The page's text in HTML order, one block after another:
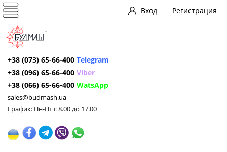
Вход Регистрация
+38 (073) 65-66-400 Telegram
+38 (096) 65-66-400 Viber
+38 (066) 65-66-400 WatsApp
sales@budmash.ua
График: Пн-Пт с 8.00 до 17.00